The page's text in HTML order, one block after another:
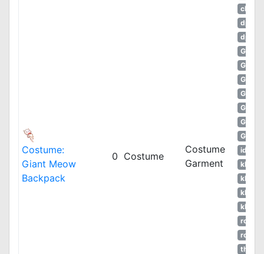
Costume:
Giant Meow
Backpack
0 Costume
Costume
Garment
cRO
dpRO
dpROS
GGH
GZero
GZero
GZero
GZero
GZero
GZero
idRO
kROM
kROS
kROZ
kROZS
ropEU
ropRU
thROC